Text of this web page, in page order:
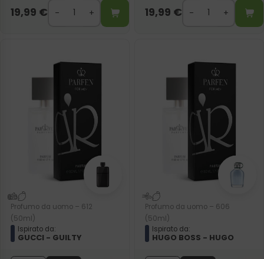
19,99 € 19,99 €
Profumo da uomo – 612
(50ml)
Ispirato da:
GUCCI - GUILTY
Profumo da uomo – 606
(50ml)
Ispirato da:
HUGO BOSS - HUGO